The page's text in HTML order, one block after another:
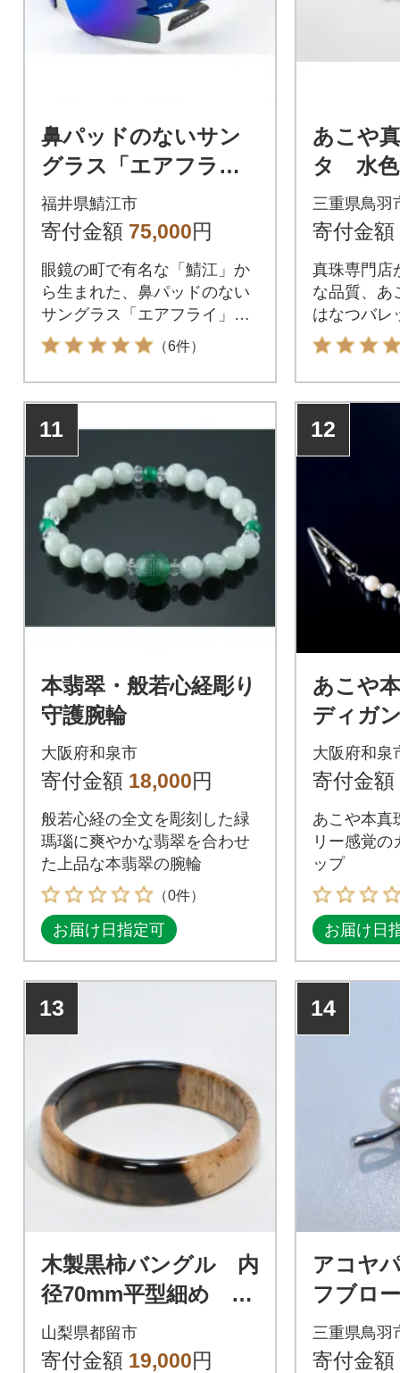
鼻パッドのないサン
グラス「エアフラ
イ」AF-301 C-5WV(偏
光横幅ワイドレンズ
福井県鯖江市
寄付金額 75,000円
眼鏡の町で有名な「鯖江」か
ら生まれた、鼻パッドのない
サングラス「エアフライ」で
す。
（6件）
あこや
タ 水色
三重県鳥羽
寄付金額
真珠専門店
な品質、あ
はなつバレ
11
本翡翠・般若心経彫り
守護腕輪
大阪府和泉市
寄付金額 18,000円
般若心経の全文を彫刻した緑
瑪瑙に爽やかな翡翠を合わせ
た上品な本翡翠の腕輪
（0件）
お届け日指定可
12
あこや
ディガ
大阪府和泉
寄付金額
あこや本真
リー感覚の
ップ
お届け日
13
木製黒柿バングル 内
径70mm平型細め
(写真はサンプル品で
す 返礼品の模様は一
山梨県都留市
寄付金額 19,000円
14
アコヤ
フブロ
三重県鳥羽
寄付金額